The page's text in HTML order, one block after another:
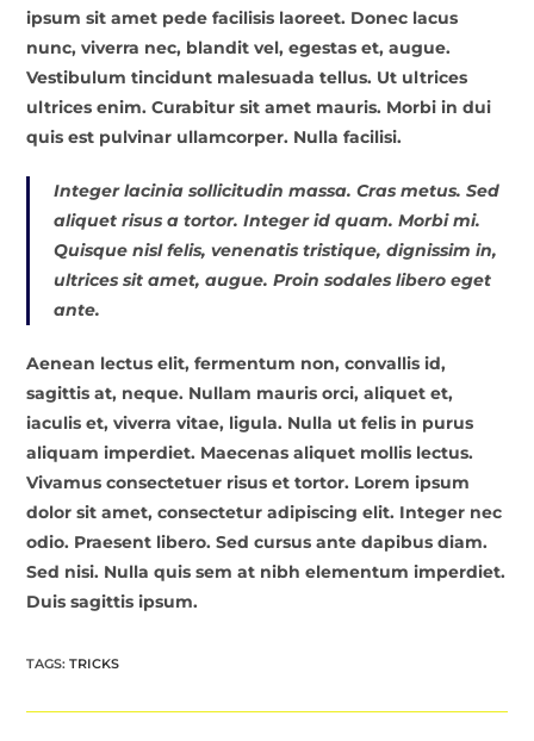
ipsum sit amet pede facilisis laoreet. Donec lacus
nunc, viverra nec, blandit vel, egestas et, augue.
Vestibulum tincidunt malesuada tellus. Ut ultrices
ultrices enim. Curabitur sit amet mauris. Morbi in dui
quis est pulvinar ullamcorper. Nulla facilisi.
Integer lacinia sollicitudin massa. Cras metus. Sed
aliquet risus a tortor. Integer id quam. Morbi mi.
Quisque nisl felis, venenatis tristique, dignissim in,
ultrices sit amet, augue. Proin sodales libero eget
ante.
Aenean lectus elit, fermentum non, convallis id,
sagittis at, neque. Nullam mauris orci, aliquet et,
iaculis et, viverra vitae, ligula. Nulla ut felis in purus
aliquam imperdiet. Maecenas aliquet mollis lectus.
Vivamus consectetuer risus et tortor. Lorem ipsum
dolor sit amet, consectetur adipiscing elit. Integer nec
odio. Praesent libero. Sed cursus ante dapibus diam.
Sed nisi. Nulla quis sem at nibh elementum imperdiet.
Duis sagittis ipsum.
TAGS:TRICKS